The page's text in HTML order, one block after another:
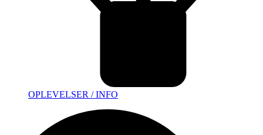
OPLEVELSER / INFO